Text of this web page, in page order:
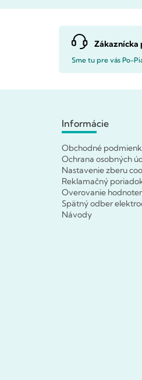
Zákaznícka
Sme tu pre vás Po-
Informácie
Obchodné
Ochrana osobných
Nastavenie zberu
Reklamačný
Overovanie
Spätný odber
Návody